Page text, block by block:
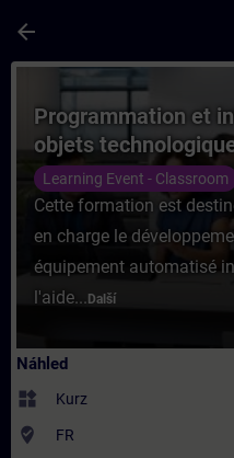
arrow_back
Kurz -
Programmation et
objets
1500T
Learning Event - Classroom
Cette formation est
en charge le
équipement automatisé
l'aide... Další
Náhled
widgets Kurz
where_to_vote FR